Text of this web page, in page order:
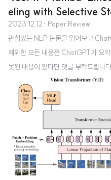
eling with Selective
2023.12.12 · Paper Review
관심있는 NLP 논문을 읽어보고
제외한 모든 내용은 ChatGPT가 요
못된 내용이 있다면 댓글 부탁드립
gie Mellon University, Princeton
ified end-to-end neural network
심지어 MLP block을 포함하지 않
FMs는 대규모 데이터로 사전 학습된
대 머신러닝에서 효과적인 패러다임으